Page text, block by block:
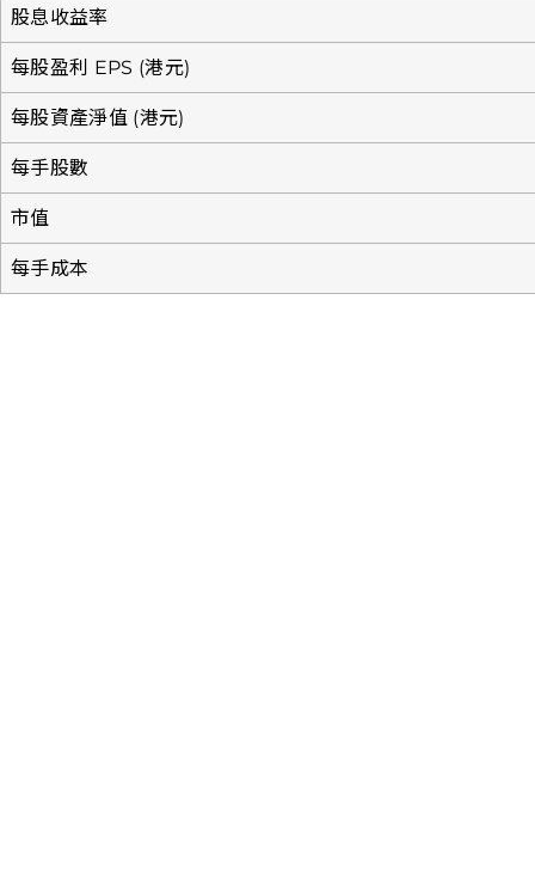
股息收益率
每股盈利 EPS (港元)
每股資產淨值 (港元)
每手股數
市值
每手成本